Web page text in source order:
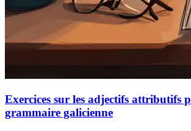
Exercices sur les adjectifs attributifs
grammaire galicienne